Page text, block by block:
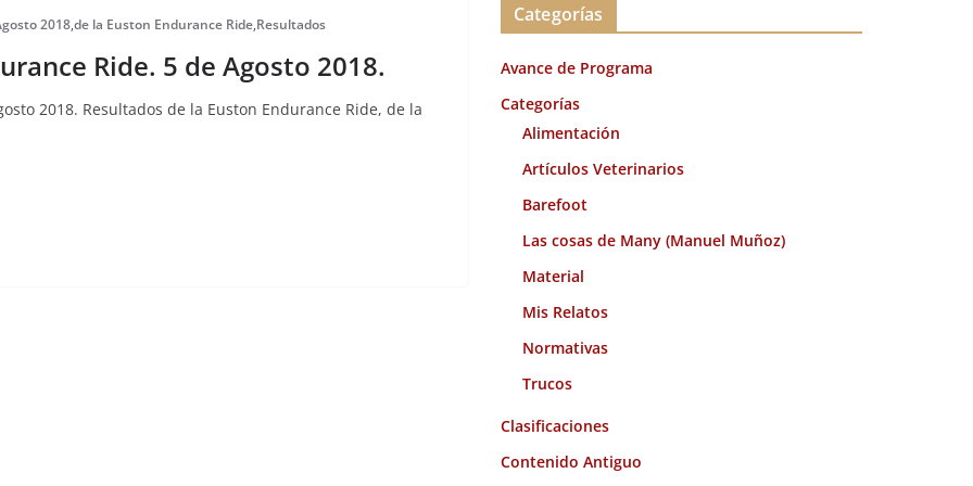
2018,de la Euston Endurance Ride,Resultados
Ride. 5 de Agosto 2018.
2018. Resultados de la Euston Endurance Ride, de la
v
o
Categorías
Avance de Programa
Categorías
Alimentación
Artículos Veterinarios
Barefoot
Las cosas de Many (Manuel Muñoz)
Material
Mis Relatos
Normativas
Trucos
Clasificaciones
Contenido Antiguo